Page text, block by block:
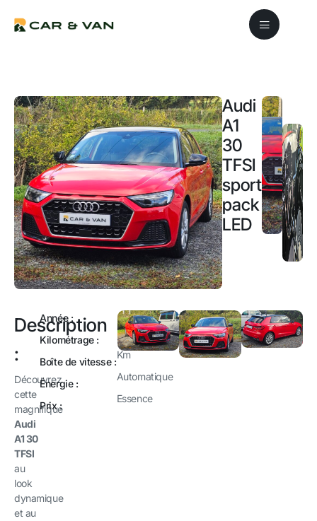
Audi
A1
30
TFSI
sportback
pack
LED
Description
:
Découvrez
cette
magnifique
Audi
A1 30
TFSI
au
look
dynamique
et au
Année :
Kilométrage :
Boîte de vitesse :
Énergie :
Prix :
2019
90000
Km
Automatique
Essence